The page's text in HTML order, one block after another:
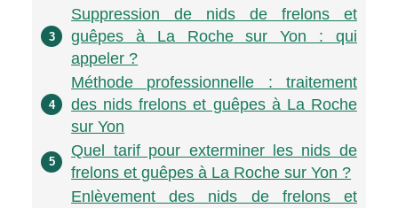
3
Suppression de nids de frelons et
guêpes à La Roche sur Yon : qui
appeler ?
4
Méthode professionnelle : traitement
des nids frelons et guêpes à La Roche
sur Yon
5
Quel tarif pour exterminer les nids de
frelons et guêpes à La Roche sur Yon ?
Enlèvement des nids de frelons et